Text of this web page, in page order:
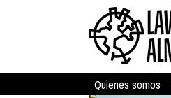
Quienes somos